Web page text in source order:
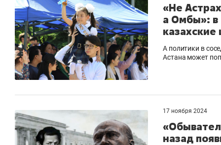
«Не
а Омбы»: в
А политики в
Астана может
17 ноября 2024
назад